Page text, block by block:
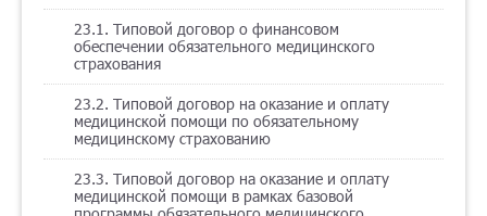
23.1. Типовой договор о финансовом
обеспечении обязательного медицинского
страхования
23.2. Типовой договор на оказание и оплату
медицинской помощи по обязательному
медицинскому страхованию
23.3. Типовой договор на оказание и оплату
медицинской помощи в рамках базовой